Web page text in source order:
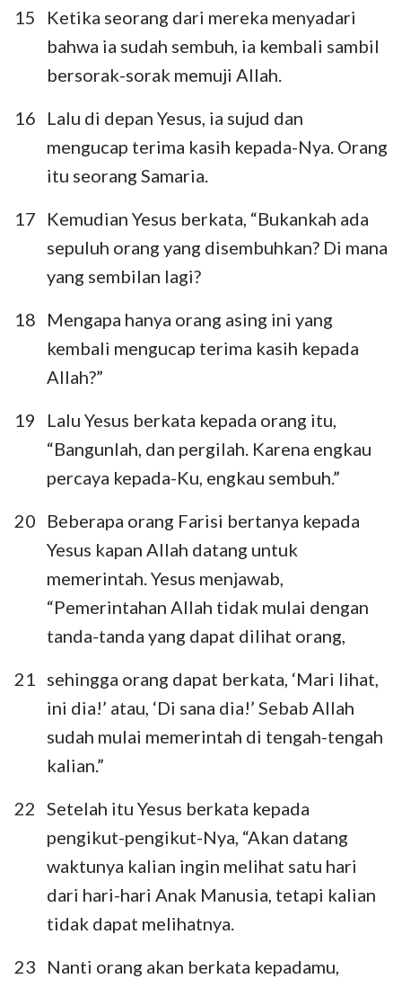
15
Ketika seorang dari mereka menyadari
bahwa ia sudah sembuh, ia kembali sambil
bersorak-sorak memuji Allah.
16
Lalu di depan Yesus, ia sujud dan
mengucap terima kasih kepada-Nya. Orang
itu seorang Samaria.
17
Kemudian Yesus berkata, “Bukankah ada
sepuluh orang yang disembuhkan? Di mana
yang sembilan lagi?
18
Mengapa hanya orang asing ini yang
kembali mengucap terima kasih kepada
Allah?”
19
Lalu Yesus berkata kepada orang itu,
“Bangunlah, dan pergilah. Karena engkau
percaya kepada-Ku, engkau sembuh.”
20
Beberapa orang Farisi bertanya kepada
Yesus kapan Allah datang untuk
memerintah. Yesus menjawab,
“Pemerintahan Allah tidak mulai dengan
tanda-tanda yang dapat dilihat orang,
21
sehingga orang dapat berkata, ‘Mari lihat,
ini dia!’ atau, ‘Di sana dia!’ Sebab Allah
sudah mulai memerintah di tengah-tengah
kalian.”
22 Setelah itu Yesus berkata kepada
pengikut-pengikut-Nya, “Akan datang
waktunya kalian ingin melihat satu hari
dari hari-hari Anak Manusia, tetapi kalian
tidak dapat melihatnya.
23
Nanti orang akan berkata kepadamu,